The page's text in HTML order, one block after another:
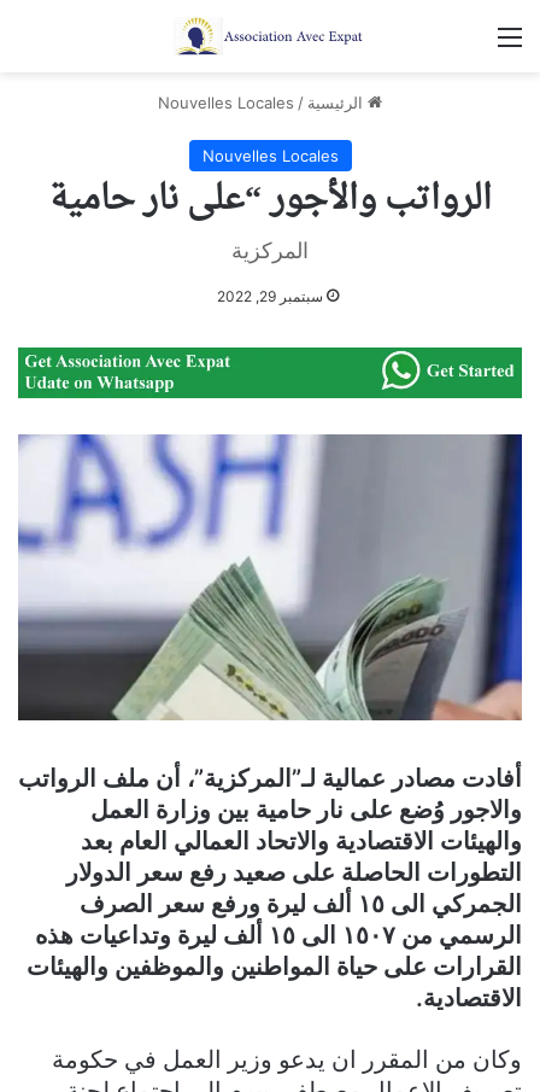
القائمة
الرئيسية /
Nouvelles Locales
Nouvelles Locales
الرواتب والأجور “على نار حامية
المركزية
سبتمبر 29, 2022
أفادت مصادر عمالية لـ”المركزية”، أن ملف الرواتب
والاجور وُضع على نار حامية بين وزارة العمل
والهيئات الاقتصادية والاتحاد العمالي العام بعد
التطورات الحاصلة على صعيد رفع سعر الدولار
الجمركي الى ١٥ ألف ليرة ورفع سعر الصرف
الرسمي من ١٥٠٧ الى ١٥ ألف ليرة وتداعيات هذه
القرارات على حياة المواطنين والموظفين والهيئات
الاقتصادية.
وكان من المقرر ان يدعو وزير العمل في حكومة